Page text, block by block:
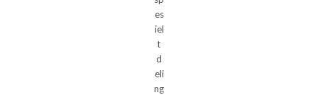
es
iel
t
d
eli
ng